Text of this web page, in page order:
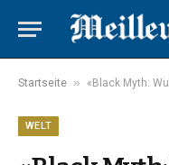
Startseite » «Black Myth: Wukong» –
WELT